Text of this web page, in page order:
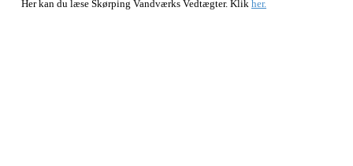
Her kan du læse Skørping Vandværks Vedtægter. Klik her.